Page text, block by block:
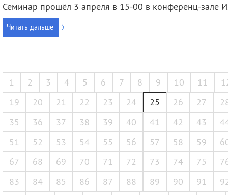
Семинар прошёл 3 апреля в 15-00 в конференц-зале
Читать дальше
1 2 3 4 5 6 7 8 9 10 11
19
20 21 22 23 24 25 26 27
35
36 37 38 39 40 41 42 43
51
52 53 54 55 56 57 58 59
67
68 69 70 71 72 73 74 75
83
84 85 86 87 88 89 90 91